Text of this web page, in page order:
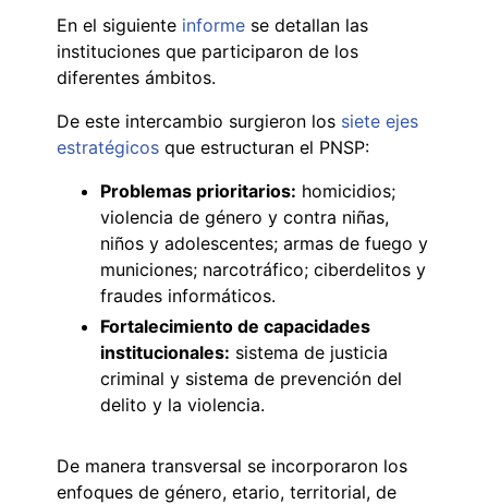
En el siguiente informe se detallan las
instituciones que participaron de los
diferentes ámbitos.
De este intercambio surgieron los siete ejes
estratégicos que estructuran el PNSP:
Problemas prioritarios: homicidios;
violencia de género y contra niñas,
niños y adolescentes; armas de fuego y
municiones; narcotráfico; ciberdelitos y
fraudes informáticos.
Fortalecimiento de capacidades
institucionales: sistema de justicia
criminal y sistema de prevención del
delito y la violencia.
De manera transversal se incorporaron los
enfoques de género, etario, territorial, de